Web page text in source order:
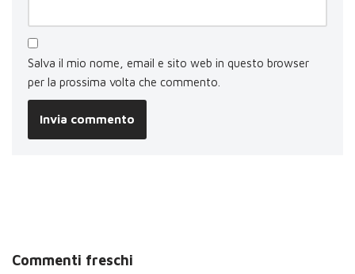
Salva il mio nome, email e sito web in questo browser
per la prossima volta che commento.
Commenti freschi